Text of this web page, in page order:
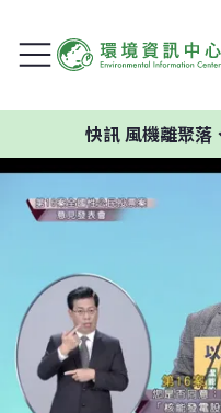
快訊風機離聚落、學